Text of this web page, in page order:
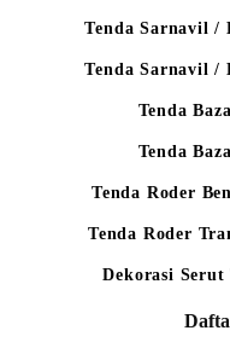
Tenda Sarnavil /
Tenda Sarnavil /
Tenda
Tenda
Tenda Roder
Tenda Roder
Dekorasi